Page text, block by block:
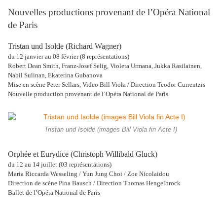
Nouvelles productions provenant de l’Opéra National
de Paris
Tristan und Isolde (Richard Wagner)
du 12 janvier au 08 février (8 représentations)
Robert Dean Smith, Franz-Josef Selig, Violeta Urmana, Jukka Rasilainen,
Nabil Sulinan, Ekaterina Gubanova
Mise en scène Peter Sellars, Video Bill Viola / Direction Teodor Currentzis
Nouvelle production provenant de l’Opéra National de Paris
Tristan und Isolde (images Bill Viola fin Acte I)
Orphée et Eurydice (Christoph Willibald Gluck)
du 12 au 14 juillet (03 représentations)
Maria Riccarda Wesseling / Yun Jung Choi / Zoe Nicolaidou
Direction de scène Pina Bausch / Direction Thomas Hengelbrock
Ballet de l’Opéra National de Paris